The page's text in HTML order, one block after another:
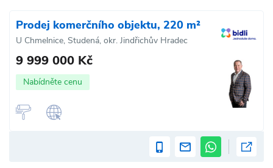
Prodej komerčního objektu, 220 m²
U Chmelnice, Studená, okr. Jindřichův Hradec
9 999 000 Kč
Nabídněte cenu